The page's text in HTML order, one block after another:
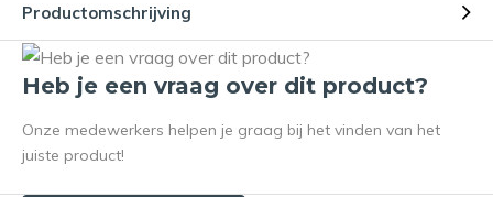
Productomschrijving
Heb je een vraag over dit product?
Onze medewerkers helpen je graag bij het vinden van het
juiste product!